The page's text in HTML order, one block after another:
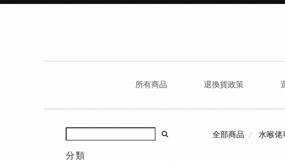
所有商品 退換貨政策
分類
全部商品 水喉佬